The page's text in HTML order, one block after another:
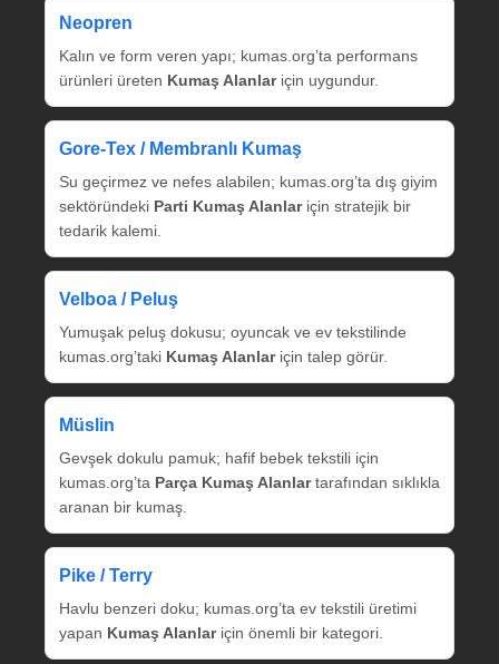
Neopren
Kalın ve form veren yapı; kumas.org’ta performans
ürünleri üreten Kumaş Alanlariçin uygundur.
Gore‑Tex / Membranlı Kumaş
Su geçirmez ve nefes alabilen; kumas.org’ta dış giyim
sektöründeki Parti Kumaş Alanlariçin stratejik bir
tedarik kalemi.
Velboa / Peluş
Yumuşak peluş dokusu; oyuncak ve ev tekstilinde
kumas.org’taki Kumaş Alanlariçin talep görür.
Müslin
Gevşek dokulu pamuk; hafif bebek tekstili için
kumas.org’ta Parça Kumaş Alanlartarafından sıklıkla
aranan bir kumaş.
Pike / Terry
Havlu benzeri doku; kumas.org’ta ev tekstili üretimi
yapan Kumaş Alanlariçin önemli bir kategori.